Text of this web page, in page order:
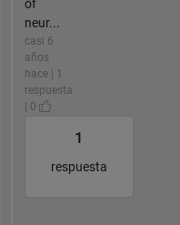
of
neur...
casi 6
años
hace | 1
respuesta
| 0
1
respuesta